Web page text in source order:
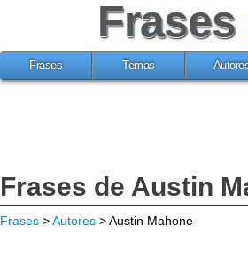
Frases
Frases Temas
Frases de Austin
Frases >Autores > Austin Mahone